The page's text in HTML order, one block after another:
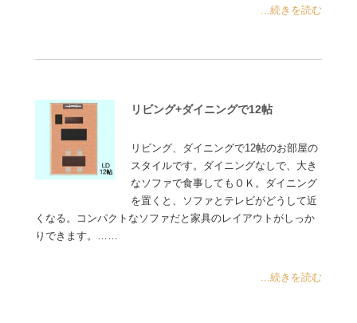
...続きを読む
リビング+ダイニングで12帖
リビング、ダイニングで12帖のお部屋の
スタイルです。ダイニングなしで、大き
なソファで食事してもＯＫ。ダイニング
を置くと、ソファとテレビがどうして近
くなる。コンパクトなソファだと家具のレイアウトがしっか
りできます。……
...続きを読む